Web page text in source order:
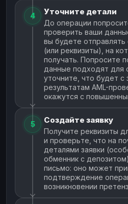
4 Уточните детали
До операции
проверить ваши
вы будете
(или реквизиты), на
получать. Попросите
данные подходят для
уточните, что будет с
результатам AML-
окажутся с
5 Создайте заявку
Получите реквизиты
и проверьте, что на
деталями заявки
обменник с
письмо: оно может
подтверждение
возникновении